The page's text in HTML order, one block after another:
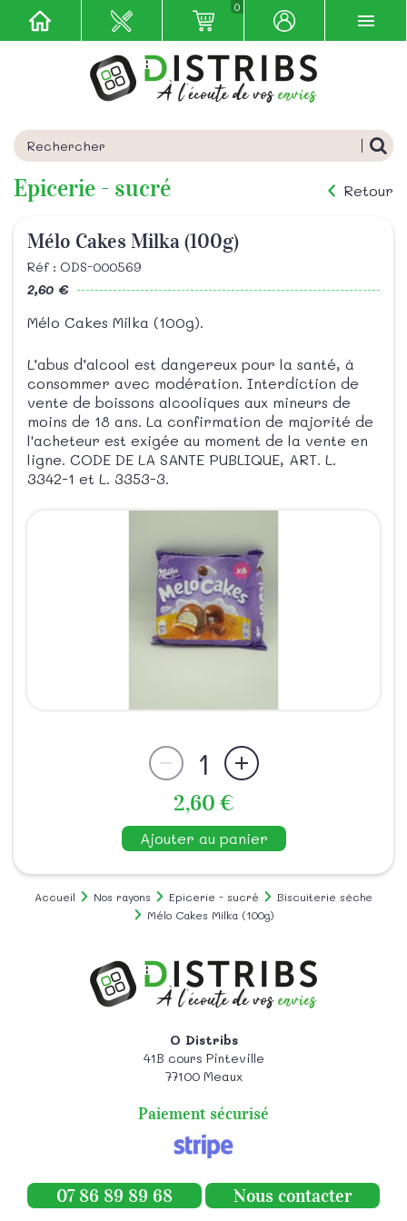
0
Epicerie - sucré Retour
Mélo Cakes Milka (100g)
Réf : ODS-000569
2,60 €
Mélo Cakes Milka (100g).
L’abus d’alcool est dangereux pour la santé, à
consommer avec modération. Interdiction de
vente de boissons alcooliques aux mineurs de
moins de 18 ans. La confirmation de majorité de
l'acheteur est exigée au moment de la vente en
ligne. CODE DE LA SANTE PUBLIQUE, ART. L.
3342-1 et L. 3353-3.
1
2,60 €
Ajouter au panier
Accueil Nos rayons Epicerie - sucré
Biscuiterie sèche
Mélo Cakes Milka (100g)
O Distribs
41B cours Pinteville
77100 Meaux
Paiement sécurisé
07 86 89 89 68 Nous contacter